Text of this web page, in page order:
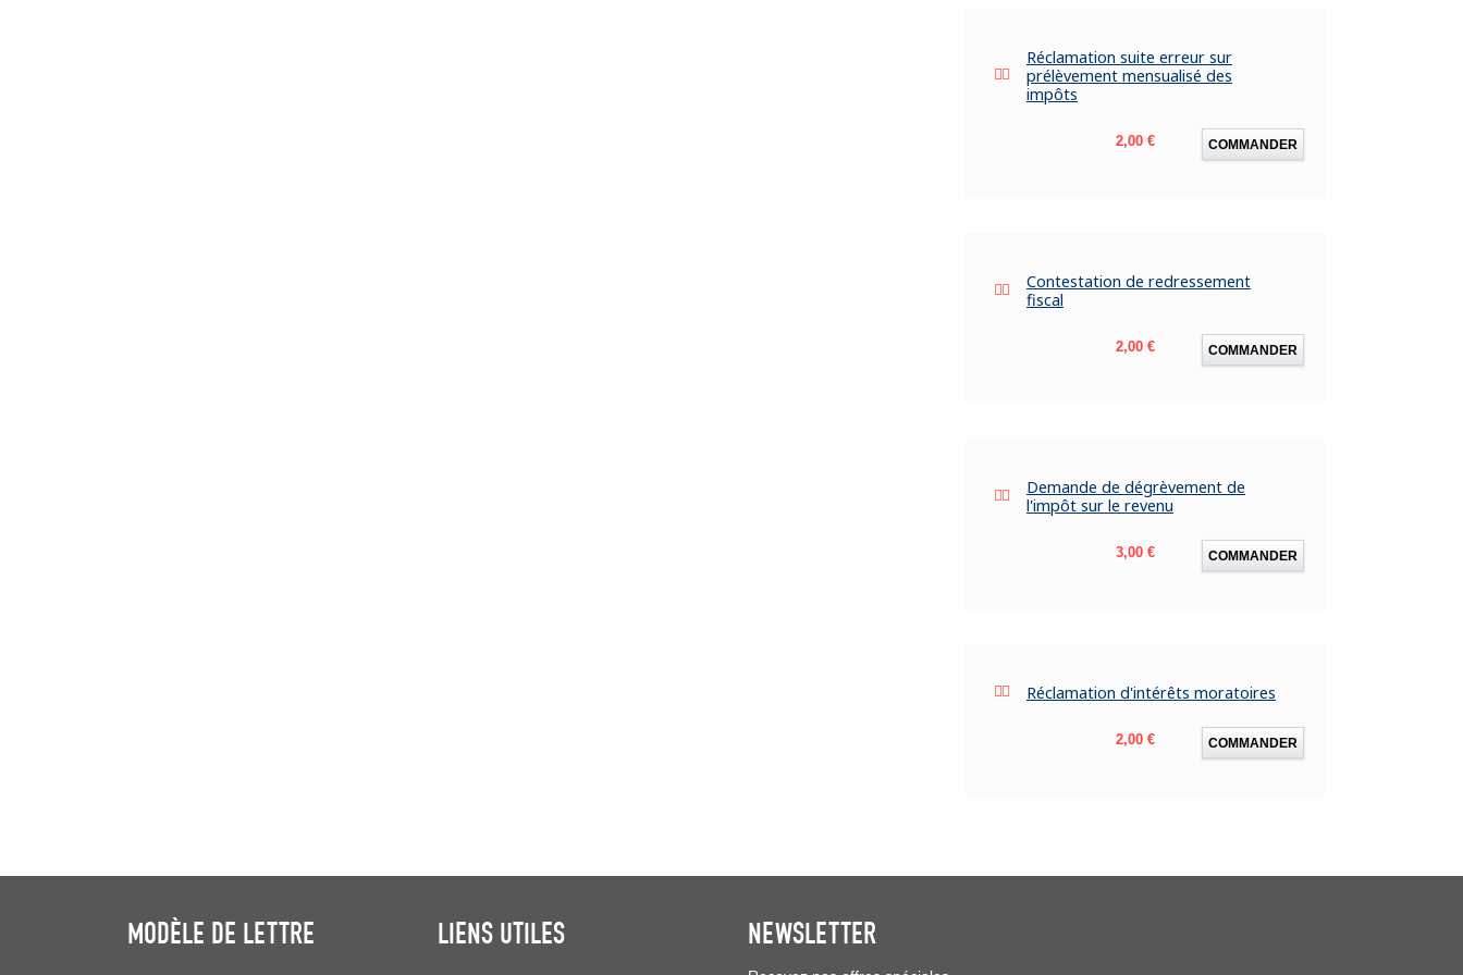
Réclamation suite erreur sur
prélèvement mensualisé des
impôts
Prix
2,00 € COMMANDER
Contestation de redressement
fiscal
Prix
2,00 € COMMANDER
Demande de dégrèvement de
l'impôt sur le revenu
Prix
3,00 € COMMANDER
Réclamation d'intérêts moratoires
Prix
2,00 € COMMANDER
MODÈLE DE LETTRE LIENS UTILES NEWSLETTER